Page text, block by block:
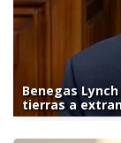
Benegas
tierras a